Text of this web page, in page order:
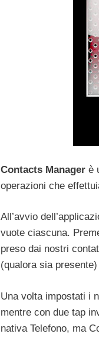
Contacts Manager è
operazioni che
All’avvio
vuote ciascuna.
preso dai nostri
(qualora sia
Una volta impostati i
mentre con due tap
nativa Telefono, ma